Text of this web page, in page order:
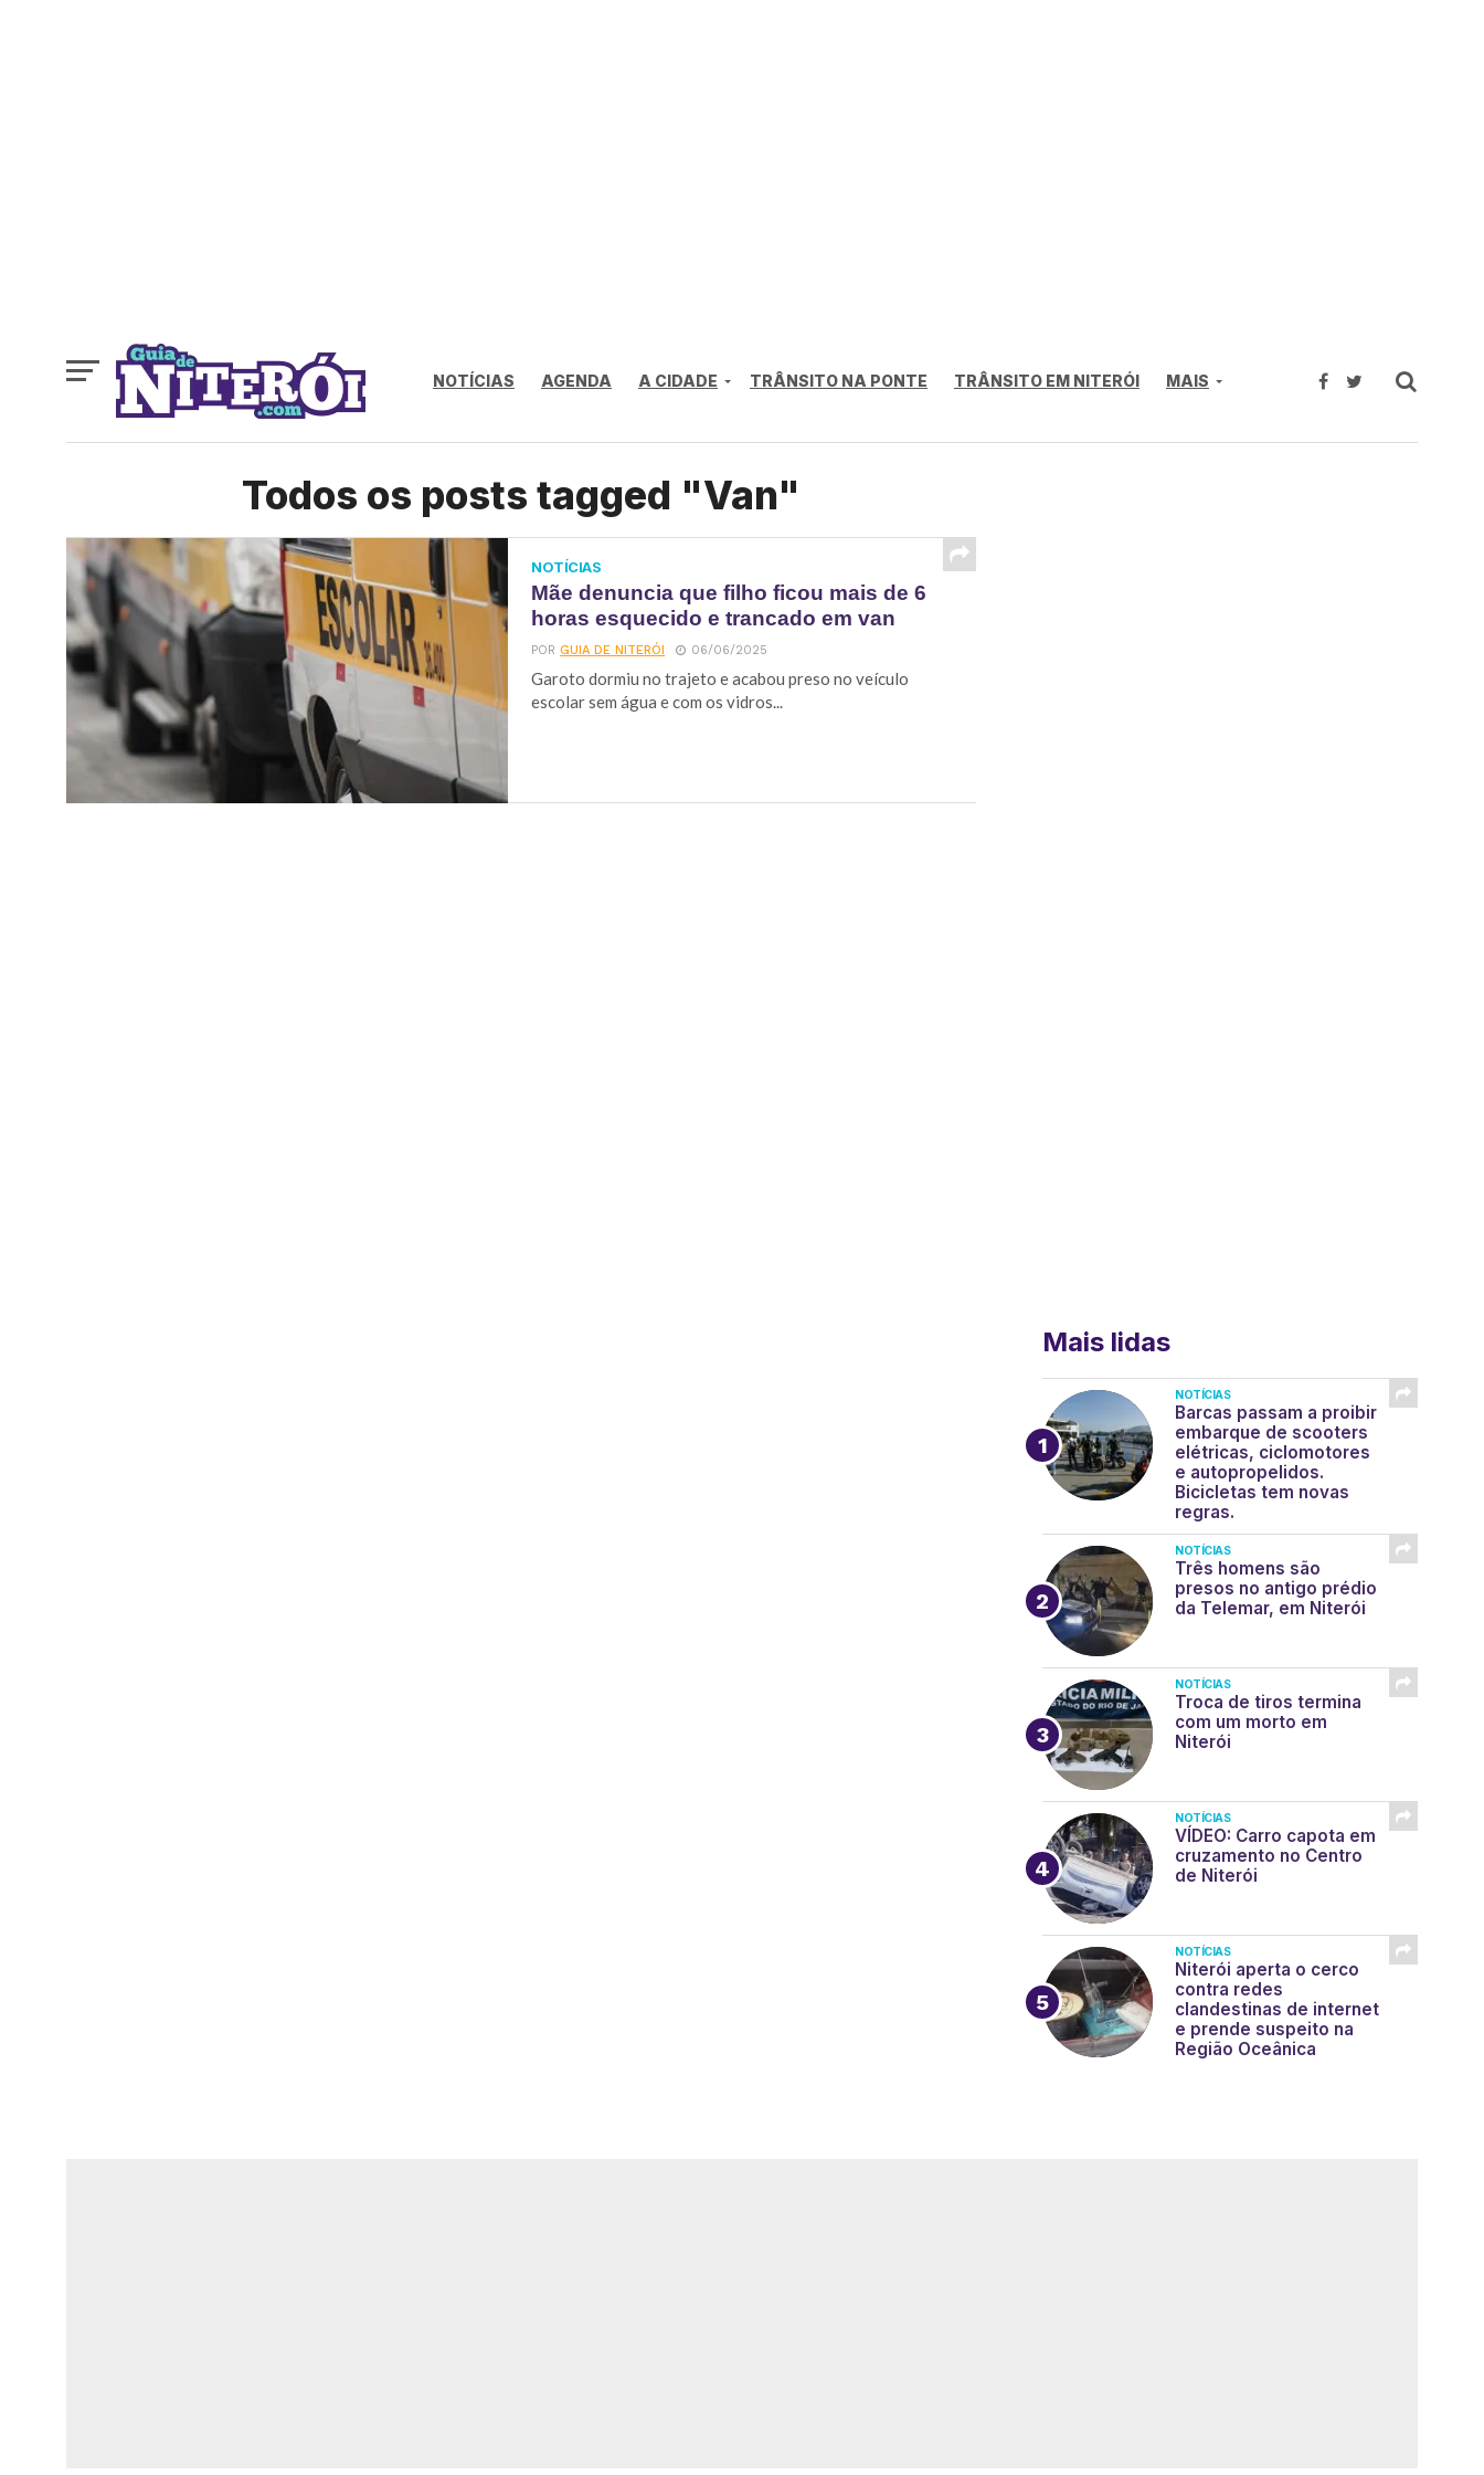
NOTÍCIAS AGENDA A CIDADE TRÂNSITO NA PONTE TRÂNSITO EM NITERÓI MAIS
Todos os posts tagged "Van"
NOTÍCIAS
Mãe denuncia que filho ficou mais de 6
horas esquecido e trancado em van
PORGUIA DE NITERÓI 06/06/2025
Garoto dormiu no trajeto e acabou preso no veículo
escolar sem água e com os vidros...
Mais lidas
NOTÍCIAS
Barcas passam a proibir
embarque de scooters
elétricas, ciclomotores
e autopropelidos.
Bicicletas tem novas
regras.
NOTÍCIAS
Três homens são
presos no antigo prédio
da Telemar, em Niterói
NOTÍCIAS
Troca de tiros termina
com um morto em
Niterói
NOTÍCIAS
VÍDEO: Carro capota em
cruzamento no Centro
de Niterói
NOTÍCIAS
Niterói aperta o cerco
contra redes
clandestinas de internet
e prende suspeito na
Região Oceânica